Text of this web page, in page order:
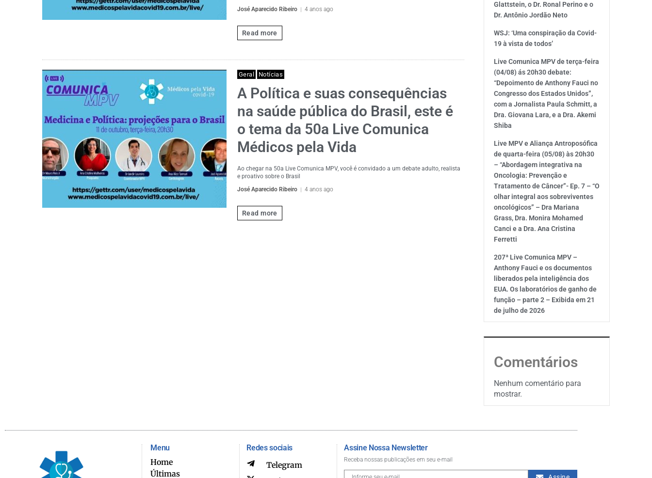
José Aparecido Ribeiro
4 anos ago
Read more
Geral Notícias
A Política e suas consequências
na saúde pública do Brasil, este é
o tema da 50a Live Comunica
Médicos pela Vida
Ao chegar na 50a Live Comunica MPV, você é convidado a um debate adulto, realista
e proativo sobre o Brasil
José Aparecido Ribeiro
4 anos ago
Read more
Glattstein, o Dr. Ronal Perino e o
Dr. Antônio Jordão Neto
WSJ: ‘Uma conspiração da Covid-
19 à vista de todos’
Live Comunica MPV de terça-feira
(04/08) ás 20h30 debate:
“Depoimento de Anthony Fauci no
Congresso dos Estados Unidos”,
com a Jornalista Paula Schmitt, a
Dra. Giovana Lara, e a Dra. Akemi
Shiba
Live MPV e Aliança Antroposófica
de quarta-feira (05/08) às 20h30
– “Abordagem integrativa na
Oncologia: Prevenção e
Tratamento de Câncer”- Ep. 7 – “O
olhar integral aos sobreviventes
oncológicos” – Dra Mariana
Grass, Dra. Monira Mohamed
Canci e a Dra. Ana Cristina
Ferretti
207ª Live Comunica MPV –
Anthony Fauci e os documentos
liberados pela inteligência dos
EUA. Os laboratórios de ganho de
função – parte 2 – Exibida em 21
de julho de 2026
Comentários
Nenhum comentário para
mostrar.
Menu
Home
Últimas
Redes sociais
Telegram
Assine Nossa Newsletter
Receba nossas publicações em seu e-mail